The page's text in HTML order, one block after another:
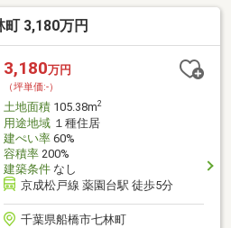
店 徒歩6分(約460m)・薬円台小学
園 徒歩8分(約590m)※容積率は前面
れます■ ご希望の住まい探しをお手
の詳細・ご相談はお気軽にお問
3,180万円
3,180万円
（坪単価:-）
土地面積105.38m2
用途地域１種住居
建ぺい率60%
容積率200%
建築条件なし
京成松戸線 薬園台駅 徒歩5分
千葉県船橋市七林町